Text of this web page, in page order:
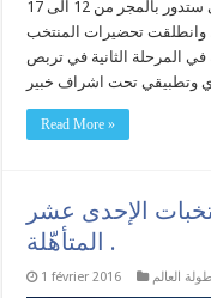
تاريخه في بطولة العالم لهذا الاختصاص التي ستدور بالمجر من 12 الى 17
وانطلقت تحضيرات المنتخب
في المرحلة الثانية في تربص
Read More »
الإحدى عشر
المتأهّلة .
1 février 2016 العالم